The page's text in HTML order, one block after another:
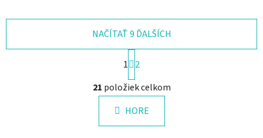
O
v
l
á
d
NAČÍTAŤ 9 ĎALŠÍCH
S
t
r
á
n
k
1
2
21 položiek celkom
HORE